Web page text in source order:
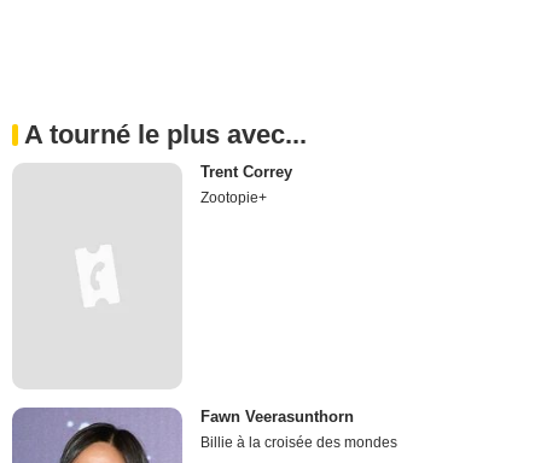
A tourné le plus avec...
Trent Correy
Zootopie+
Fawn Veerasunthorn
Billie à la croisée des mondes